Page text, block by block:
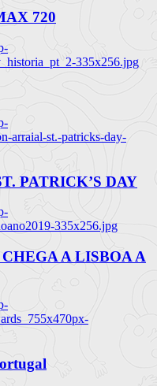
720
335x256.jpg
arraial-st.-patricks-day-
PATRICK’S DAY
335x256.jpg
A LISBOA A